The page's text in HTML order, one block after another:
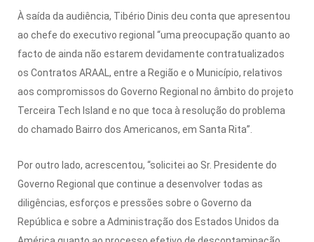
À saída da audiência, Tibério Dinis deu conta que apresentou
ao chefe do executivo regional “uma preocupação quanto ao
facto de ainda não estarem devidamente contratualizados
os Contratos ARAAL, entre a Região e o Município, relativos
aos compromissos do Governo Regional no âmbito do projeto
Terceira Tech Island e no que toca à resolução do problema
do chamado Bairro dos Americanos, em Santa Rita”.
Por outro lado, acrescentou, “solicitei ao Sr. Presidente do
Governo Regional que continue a desenvolver todas as
diligências, esforços e pressões sobre o Governo da
República e sobre a Administração dos Estados Unidos da